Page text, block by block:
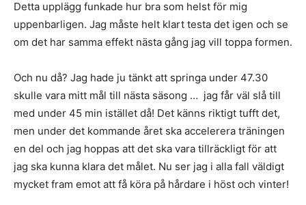
Detta upplägg funkade hur bra som helst för mig
uppenbarligen. Jag måste helt klart testa det igen och se
om det har samma effekt nästa gång jag vill toppa formen.
Och nu då? Jag hade ju tänkt att springa under 47.30
skulle vara mitt mål till nästa säsong … jag får väl slå till
med under 45 min istället då! Det känns riktigt tufft det,
men under det kommande året ska accelerera träningen
en del och jag hoppas att det ska vara tillräckligt för att
jag ska kunna klara det målet. Nu ser jag i alla fall väldigt
mycket fram emot att få köra på hårdare i höst och vinter!